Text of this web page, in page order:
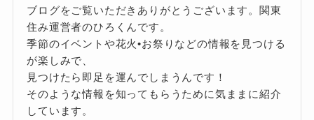
ブログをご覧いただきありがとうございます。関東
住み運営者のひろくんです。
季節のイベントや花火•お祭りなどの情報を見つける
が楽しみで、
見つけたら即足を運んでしまうんです！
そのような情報を知ってもらうために気ままに紹介
しています。